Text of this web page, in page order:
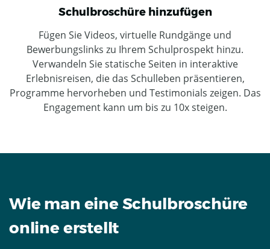
Schulbroschüre hinzufügen
Fügen Sie Videos, virtuelle Rundgänge und
Bewerbungslinks zu Ihrem Schulprospekt hinzu.
Verwandeln Sie statische Seiten in interaktive
Erlebnisreisen, die das Schulleben präsentieren,
Programme hervorheben und Testimonials zeigen. Das
Engagement kann um bis zu 10x steigen.
Wie man eine Schulbroschüre
online erstellt